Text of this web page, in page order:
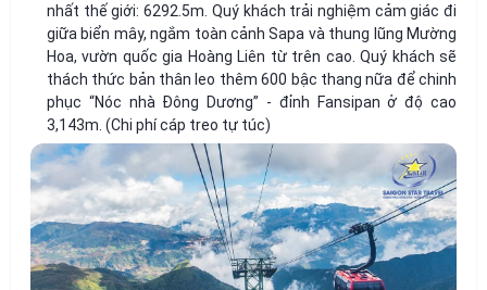
nhất thế giới: 6292.5m. Quý khách trải nghiệm cảm giác đi
giữa biển mây, ngắm toàn cảnh Sapa và thung lũng Mường
Hoa, vườn quốc gia Hoàng Liên từ trên cao. Quý khách sẽ
thách thức bản thân leo thêm 600 bậc thang nữa để chinh
phục “Nóc nhà Đông Dương” - đỉnh Fansipan ở độ cao
3,143m. (Chi phí cáp treo tự túc)